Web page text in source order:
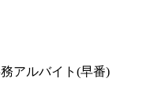
アルバイト(早番)